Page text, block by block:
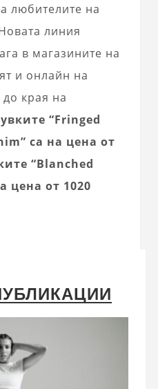
любителите на
линия
в магазините на
и онлайн на
края на
“Fringed
са на цена от
“Blanched
цена от 1020